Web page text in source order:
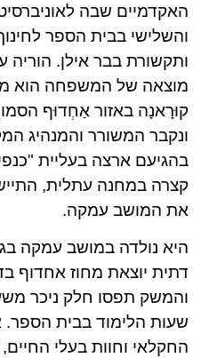
האקדמיים שבה
והשלישי בבית הספר
מוצאה של המשפחה הוא
קוּרָאנָה באזור אַחְדוּף
ונקבר המשורר והמנהיג
בהגיעם ארצה בעליית
קצרה במחנה עתלית,
את המושב עמקה.
היא נולדה במושב עמקה
דתית יוצאת מחוז אחדוף
והמשק תפסו חלק ניכר
שעות הלימוד בבית הספר.
החקלאי וחוות בעלי החיים,